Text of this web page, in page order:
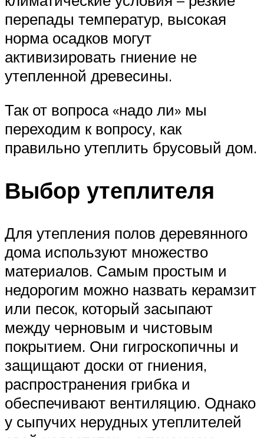
перепады температур, высокая
норма осадков могут
активизировать гниение не
утепленной древесины.
Так от вопроса «надо ли» мы
переходим к вопросу, как
правильно утеплить брусовый дом.
Выбор утеплителя
Для утепления полов деревянного
дома используют множество
материалов. Самым простым и
недорогим можно назвать керамзит
или песок, который засыпают
между черновым и чистовым
покрытием. Они гигроскопичны и
защищают доски от гниения,
распространения грибка и
обеспечивают вентиляцию. Однако
у сыпучих нерудных утеплителей